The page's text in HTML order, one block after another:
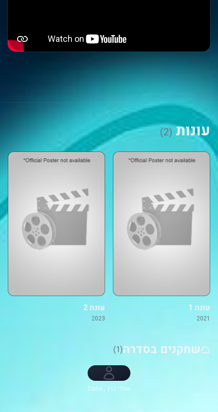
עונות(2)
עונה 1
2021
עונה 2
2023
שחקנים בסדרה(1)
אשלי ברץ', Dana